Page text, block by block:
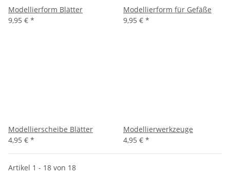
Modellierform Blätter
9,95 € *
Modellierform für Gefäße
9,95 € *
Modellierscheibe Blätter
4,95 € *
Modellierwerkzeuge
4,95 € *
Artikel 1 - 18 von 18